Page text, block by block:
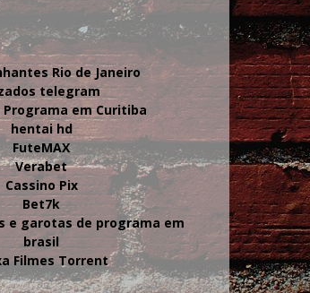
Rio de Janeiro
telegram
Programa em Curitiba
hentai hd
FuteMAX
Verabet
Cassino Pix
Bet7k
e garotas de programa em
brasil
Filmes Torrent